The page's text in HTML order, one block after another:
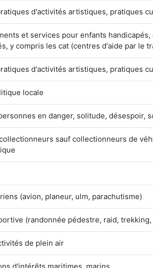
d'activités artistiques, pratiques
et services pour enfants
y compris les cat (centres d'aide par le
d'activités artistiques, pratiques
locale
en danger, solitude, désespoir,
sauf collectionneurs de
(avion, planeur, ulm, parachutisme)
(randonnée pédestre, raid,
de plein air